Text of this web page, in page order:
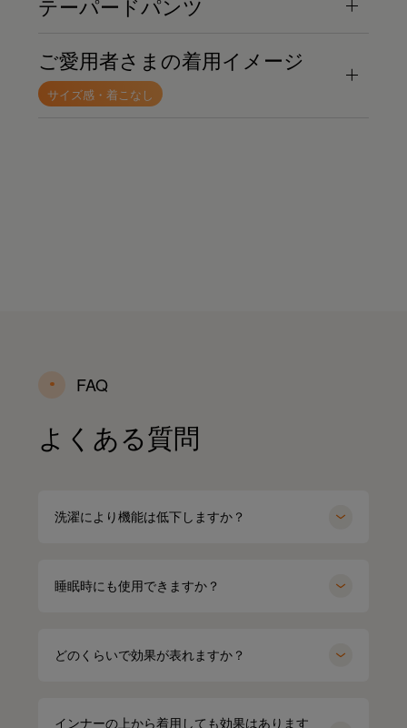
テーパードパンツ
ご愛用者さまの着用イメージ
サイズ感・着こなし
FAQ
よくある質問
洗濯により機能は低下しますか？
睡眠時にも使用できますか？
どのくらいで効果が表れますか？
インナーの上から着用しても効果はあります